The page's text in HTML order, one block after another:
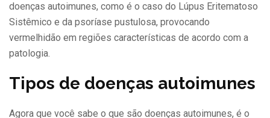
doenças autoimunes, como é o caso do Lúpus Eritematoso
Sistêmico e da psoríase pustulosa, provocando
vermelhidão em regiões características de acordo com a
patologia.
Tipos de doenças autoimunes
Agora que você sabe o que são doenças autoimunes, é o